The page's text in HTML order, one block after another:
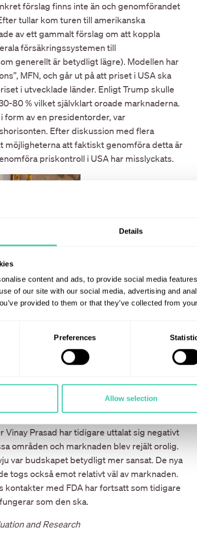
Details
content and ads, to provide social media
of our site with our social media, advertising and
provided to them or that they’ve collected from
Preferences
Allow selection
förslag finns inte än och genomförandet
tullar kom turen till amerikanska
av ett gammalt förslag om att koppla
försäkringssystemen till
generellt är betydligt lägre). Modellen har
MFN, och går ut på att priset i USA ska
i utvecklade länder. Enligt Trump skulle
80 % vilket självklart oroade marknaderna.
form av en presidentorder, var
Efter diskussion med flera
möjligheterna att faktiskt genomföra detta är
priskontroll i USA har misslyckats.
om läkemedelspriser,
Robert F Kennedy Jr (HHS) och Dr Marty
FDA utsågs en ny chef för den
för godkännanden av bland annat vaccin
Vinay Prasad har tidigare uttalat sig negativt
områden och marknaden blev rejält orolig.
var budskapet betydligt mer sansat. De nya
togs också emot relativt väl av marknaden.
kontakter med FDA har fortsatt som tidigare
som den ska.
and Research